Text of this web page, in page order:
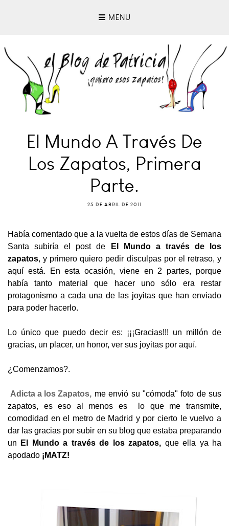
MENU
El Mundo A Través De
Los Zapatos, Primera
Parte.
25 DE ABRIL DE 2011
Había comentado que a la vuelta de estos días de Semana
Santa subiría el post de
El Mundo a través de los
zapatos, y primero quiero pedir disculpas por el retraso, y
aquí está. En esta ocasión, viene en 2 partes, porque
había tanto material que hacer uno sólo era restar
protagonismo a cada una de las joyitas que han enviado
para poder hacerlo.
Lo único que puedo decir es: ¡¡¡Gracias!!! un millón de
gracias, un placer, un honor, ver sus joyitas por aquí.
¿Comenzamos?.
Adicta a los Zapatos, me envió su "cómoda" foto de sus
zapatos, es eso al menos es lo que me transmite,
comodidad en el metro de Madrid y por cierto le vuelvo a
dar las gracias por subir en su blog que estaba preparando
un
El Mundo a través de los zapatos, que ella ya ha
apodado ¡MATZ!